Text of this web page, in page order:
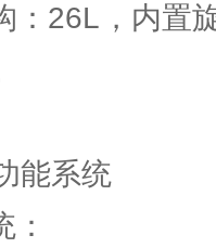
：26L，内
能系统